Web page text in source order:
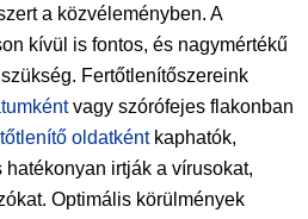
a közvéleményben. A
kívül is fontos, és nagymértékű
Fertőtlenítőszereink
vagy szórófejes flakonban
oldatkéntkaphatók,
irtják a vírusokat,
Optimális körülmények